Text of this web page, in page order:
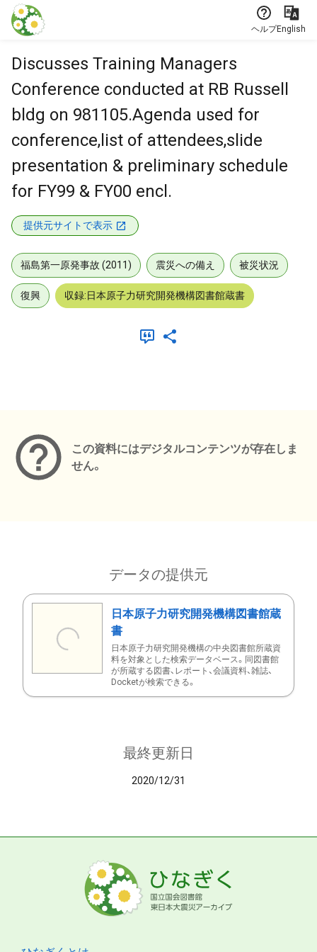
本文に飛ぶ
ヘルプEnglish
Discusses Training Managers
Conference conducted at RB Russell
bldg on 981105.Agenda used for
conference,list of attendees,slide
presentation & preliminary schedule
for FY99 & FY00 encl.
提供元サイトで表示
福島第一原発事故 (2011) 震災への備え 被災状況
復興 収録:日本原子力研究開発機構図書館蔵書
この資料にはデジタルコンテンツが存在しま
せん。
データの提供元
日本原子力研究開発機構図書館蔵
書
日本原子力研究開発機構の中央図書館所蔵資
料を対象とした検索データベース。同図書館
が所蔵する図書、レポート、会議資料、雑誌、
Docketが検索できる。
最終更新日
2020/12/31